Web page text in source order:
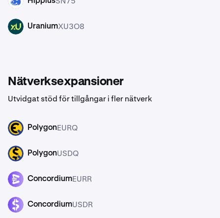
XU3O8 UraniumXU3O8
Nätverksexpansioner
Utvidgat stöd för tillgångar i fler nätverk
EURQ PolygonEURQ
USDQ PolygonUSDQ
EURR ConcordiumEURR
USDR ConcordiumUSDR